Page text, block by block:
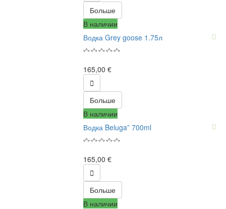
Больше
В наличии
Водка Grey goose 1.75л
165,00 €

Больше
В наличии
Водка Beluga” 700ml
165,00 €

Больше
В наличии